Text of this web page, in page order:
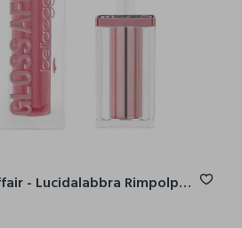
Gloss Affair - Lucidalabbra Rimpolpante Nutritivo